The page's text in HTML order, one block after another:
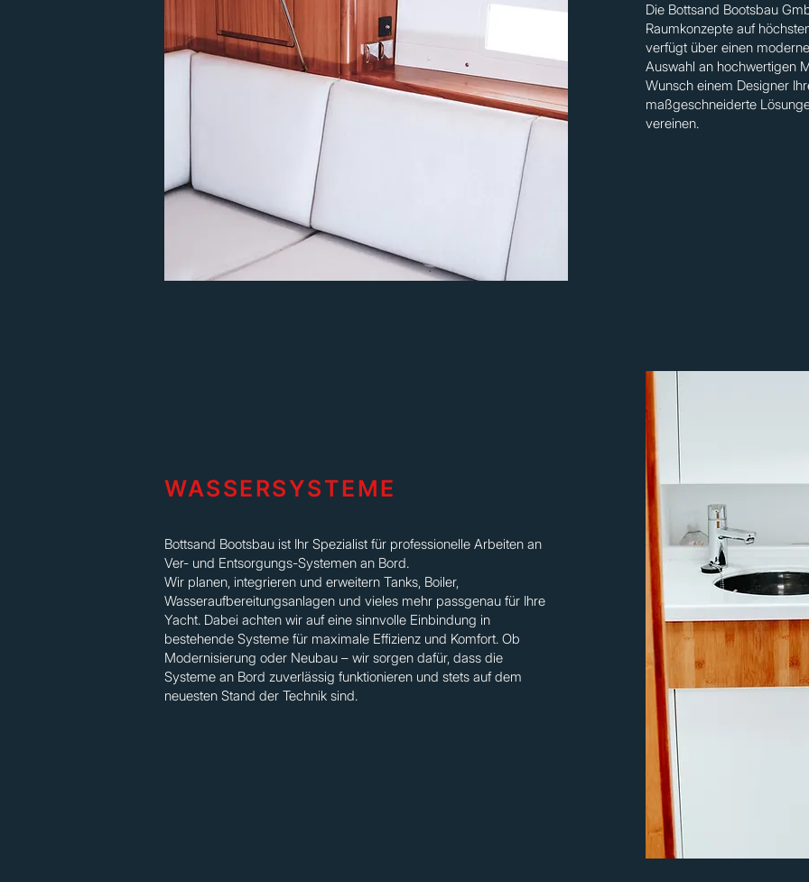
Die Bottsand Bootsbau
Raumkonzepte auf
verfügt über einen
Auswahl an hochwertigen
Wunsch einem Designer
maßgeschneiderte
vereinen.
WASSERSYSTEME
Bottsand Bootsbau ist Ihr Spezialist für professionelle Arbeiten an
Ver- und Entsorgungs-Systemen an Bord.
Wir planen, integrieren und erweitern Tanks, Boiler,
Wasseraufbereitungsanlagen und vieles mehr passgenau für Ihre
Yacht. Dabei achten wir auf eine sinnvolle Einbindung in
bestehende Systeme für maximale Effizienz und Komfort. Ob
Modernisierung oder Neubau – wir sorgen dafür, dass die
Systeme an Bord zuverlässig funktionieren und stets auf dem
neuesten Stand der Technik sind.